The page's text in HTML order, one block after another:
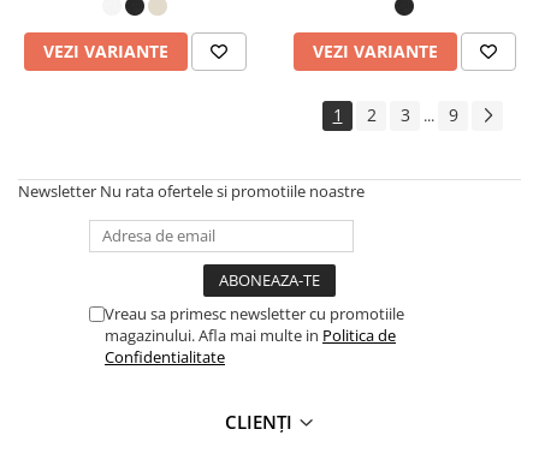
VEZI VARIANTE VEZI VARIANTE
1 2 3 ... 9
Newsletter Nu rata ofertele si promotiile noastre
Vreau sa primesc newsletter cu promotiile
magazinului. Afla mai multe in Politica de
Confidentialitate
CLIENȚI